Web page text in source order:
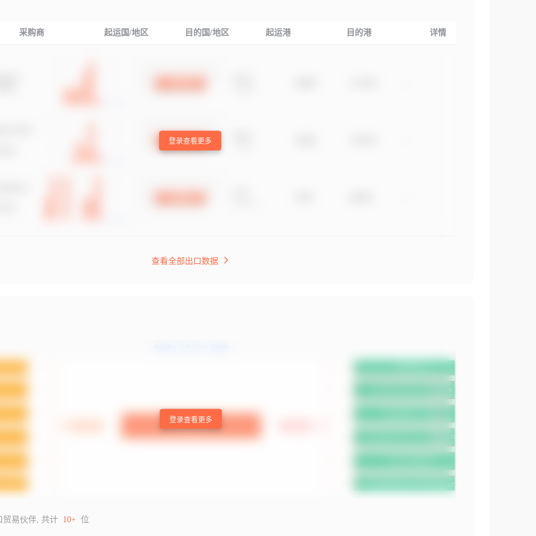
采购商 起运国/地区 目的国/地区 起运港 目的港 详情
登录查看更多
查看全部出口数据
登录查看更多
贸易伙伴, 共计 10+ 位